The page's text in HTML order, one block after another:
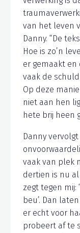
van het leven
Danny. “De
Hoe is zo’n
er gemaakt en
vaak de
Op deze
niet aan hen
hete brij heen
Danny
vaak van plek
dertien is nu
zegt tegen mij:
beu’. Dan
er echt voor
probeert af te